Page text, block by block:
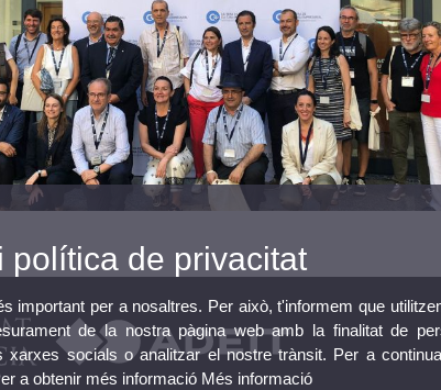
política de privacitat
important per a nosaltres. Per això, t'informem que
de la nostra pàgina web amb la finalitat de
xarxes socials o analitzar el nostre trànsit. Per a
a obtenir més informació Més informació